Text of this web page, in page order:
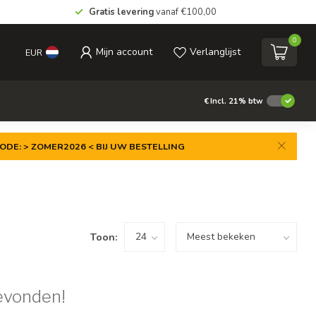
Gratis leveringvanaf €100,00
EUR Mijn account Verlanglijst
0
€Incl. 21% btw
> ZOMER2026 < BIJ UW BESTELLING
Toon: